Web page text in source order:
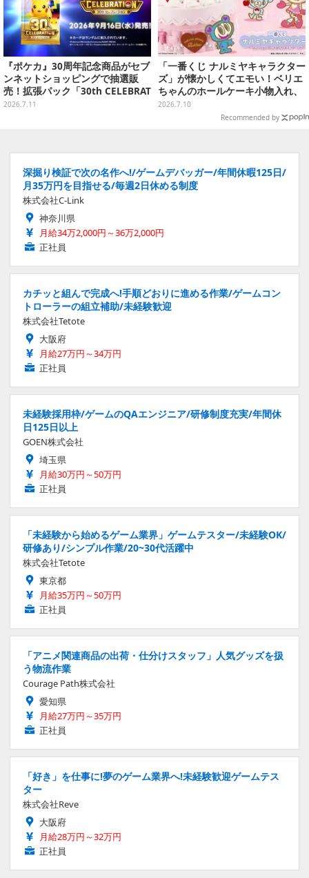
『ポケカ』30周年記念商品がセブ
ンネットショッピングで抽選販
売！拡張パック「30th CELEBRAT
ION」と「エーフィ・ブラッキー
2026.7.11
「一番くじ ナルミヤキャラクター
ズ」が懐かしくてエモい！ベリエ
ちゃんのホールケーキ小物入れ、
ナカムラくんのマスコットなど全
ラインナップ公開
2026.7.10
Recommended by
深掘り検証で次の名作へ!/ゲームデバッガー/年間休暇125日/
月35万円を目指せる/毎週2日休める制度
株式会社C-Link
神奈川県
月給34万2,000円～36万2,000円
正社員
カチッと組んで完成へ!手順どおりに進める作業/ゲームコン
トローラーの組立補助/未経験歓迎
株式会社Tetote
大阪府
月給27万円～34万円
正社員
未経験採用枠/ゲームのQAエンジニア/研修制度充実/年間休
日125日以上
GOEN株式会社
埼玉県
月給30万円～50万円
正社員
「未経験から始めるゲーム業界」ゲームテスター/未経験OK/
研修あり/シンプル作業/20~30代活躍中
株式会社Tetote
東京都
月給35万円～50万円
正社員
「アニメ関連商品の出荷・仕分けスタッフ」人気グッズを扱
う物流作業
Courage Path株式会社
愛知県
月給27万円～35万円
正社員
「好き」を仕事に!夢のゲーム業界へ!未経験歓迎ゲームテス
ター
株式会社Reve
大阪府
月給28万円～32万円
正社員